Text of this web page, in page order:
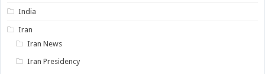
India
Iran
Iran News
Iran Presidency